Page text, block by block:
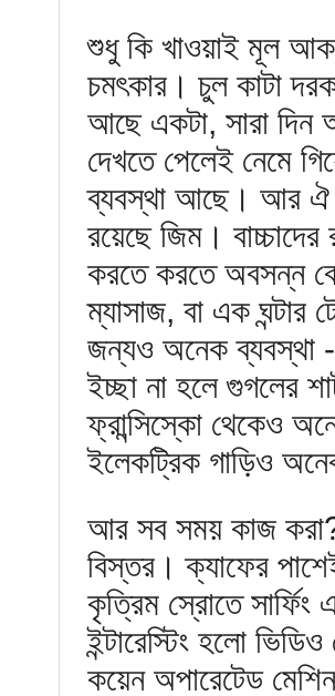
শুধু কি খাওয়াই মূল
চমৎকার। চুল কাটা
আছে একটা, সারা দিন
দেখতে পেলেই নেমে
ব্যবস্থা আছে। আর ঐ
রয়েছে জিম।
করতে করতে অবসন্ন
ম্যাসাজ, বা এক ঘন্টার
জন্যও অনেক ব্যবস্থা --
ইচ্ছা না হলে গুগলের
ফ্রান্সিস্কো থেকেও
ইলেকট্রিক গাড়িও
আর সব সময় কাজ করা?
বিস্তর। ক্যাফের
কৃত্রিম স্রোতে
ইন্টারেস্টিং হলো
কয়েন অপারেটেড